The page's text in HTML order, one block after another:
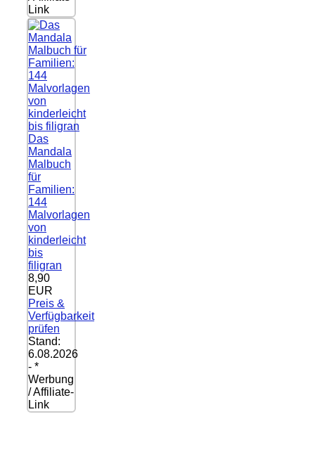
Link
Das
Mandala
Malbuch
für
Familien:
144
Malvorlagen
von
kinderleicht
bis
filigran
8,90
EUR
Preis &
Verfügbarkeit
prüfen
Stand:
6.08.2026
- *
Werbung
/ Affiliate-
Link